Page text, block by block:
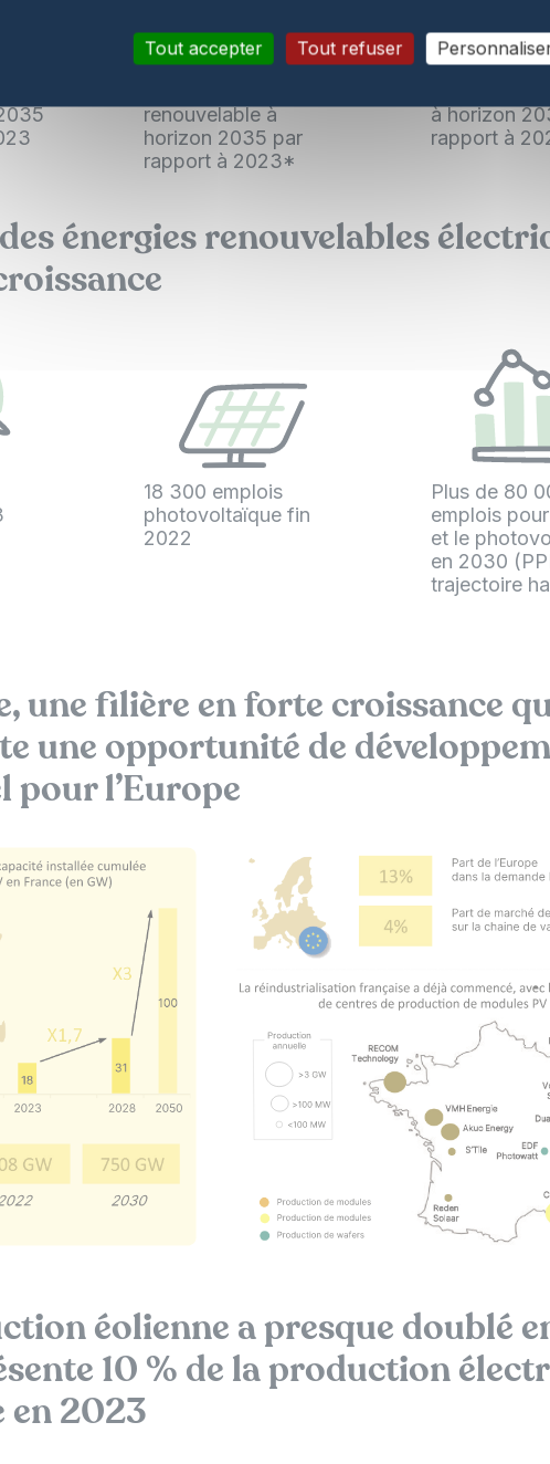
+190 TWh (+270 %)
renouvelable à
horizon 2035 par
rapport à 2023*
+50 TWh
à horizon
rapport à
des énergies renouvelables
18 300 emplois
photovoltaïque fin
2022
Plus de 80
emplois
et le
en 2030
trajectoire
une filière en forte croissance
une opportunité de
pour l’Europe
éolienne a presque doublé
10 % de la production
en 2023
Tout accepter Tout refuser